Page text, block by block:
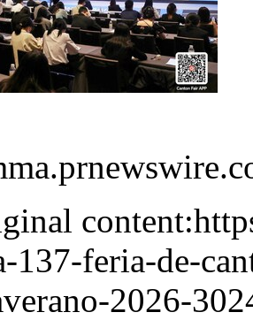
content:
137-feria-de-
2026-